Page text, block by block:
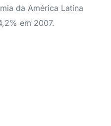
da América Latina
em 2007.